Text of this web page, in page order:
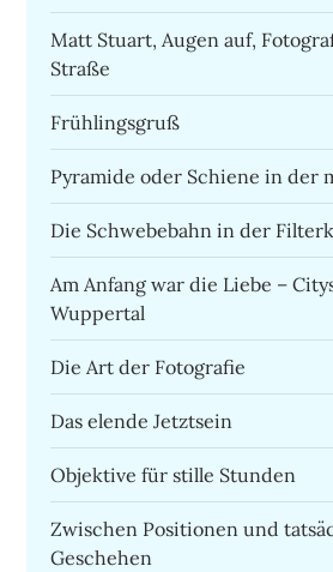
Matt Stuart, Augen auf,
Straße
Frühlingsgruß
Pyramide oder Schiene in der
Die Schwebebahn in der
Am Anfang war die Liebe –
Wuppertal
Die Art der Fotografie
Das elende Jetztsein
Objektive für stille Stunden
Zwischen Positionen und
Geschehen